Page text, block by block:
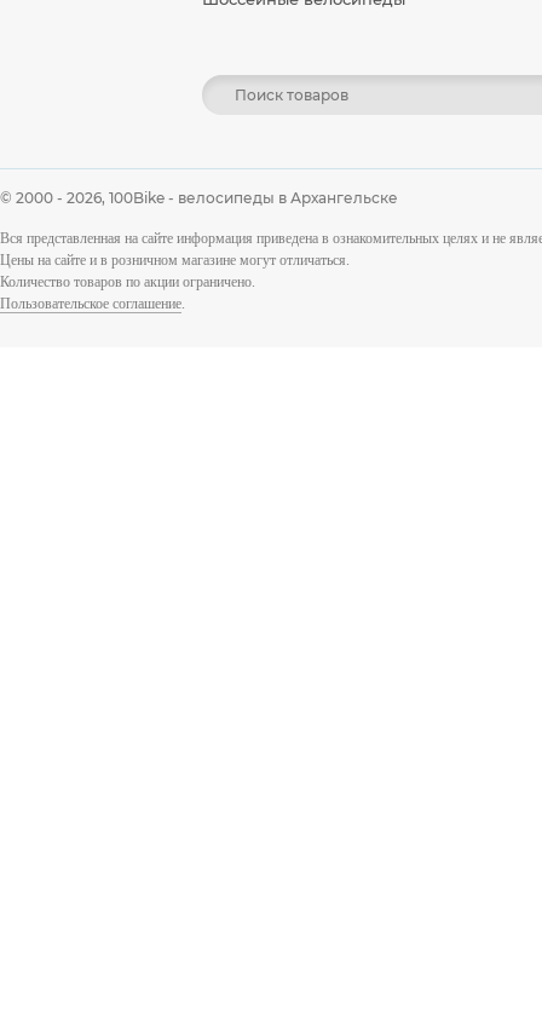
© 2000 - 2026, 100Bike - велосипеды в Архангельске
Вся представленная на сайте информация приведена в ознакомительных целях и не
Цены на сайте и в розничном магазине могут отличаться.
Количество товаров по акции ограничено.
Пользовательское соглашение.